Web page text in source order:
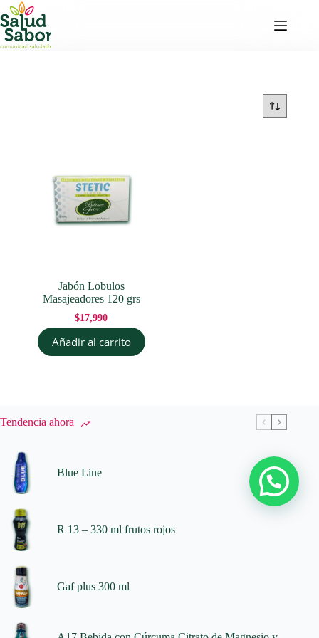
Saltar
al
contenido
Jabón Lobulos
Masajeadores 120 grs
$17,990
Añadir al carrito
Tendencia ahora
Blue Line
R 13 – 330 ml frutos rojos
Gaf plus 300 ml